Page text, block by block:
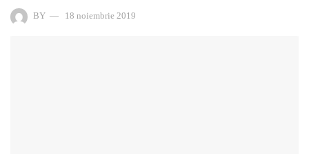
BY 18 noiembrie 2019